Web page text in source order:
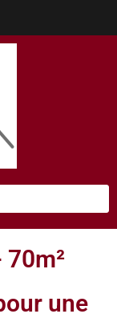
70m²
une